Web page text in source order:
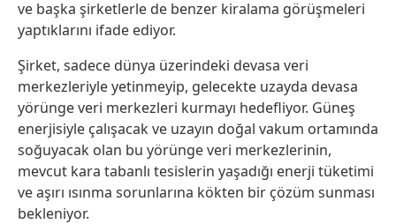
ve başka şirketlerle de benzer kiralama görüşmeleri
yaptıklarını ifade ediyor.
Şirket, sadece dünya üzerindeki devasa veri
merkezleriyle yetinmeyip, gelecekte uzayda devasa
yörünge veri merkezleri kurmayı hedefliyor. Güneş
enerjisiyle çalışacak ve uzayın doğal vakum ortamında
soğuyacak olan bu yörünge veri merkezlerinin,
mevcut kara tabanlı tesislerin yaşadığı enerji tüketimi
ve aşırı ısınma sorunlarına kökten bir çözüm sunması
bekleniyor.